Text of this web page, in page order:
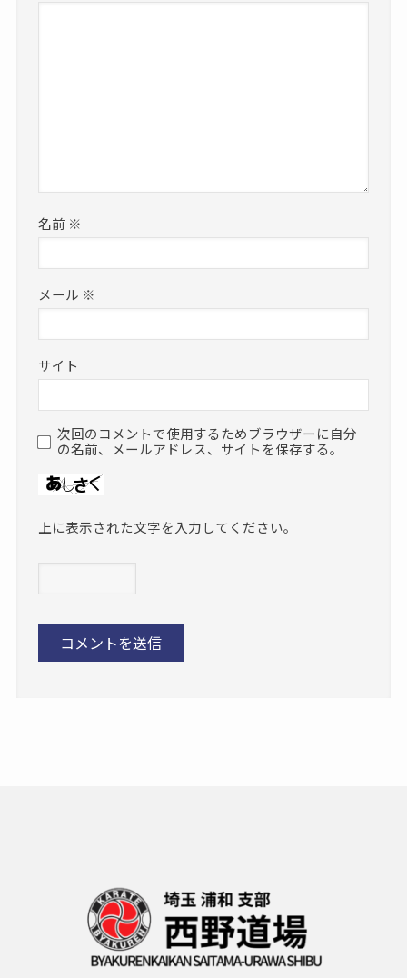
名前 ※
メール ※
サイト
次回のコメントで使用するためブラウザーに自分
の名前、メールアドレス、サイトを保存する。
上に表示された文字を入力してください。